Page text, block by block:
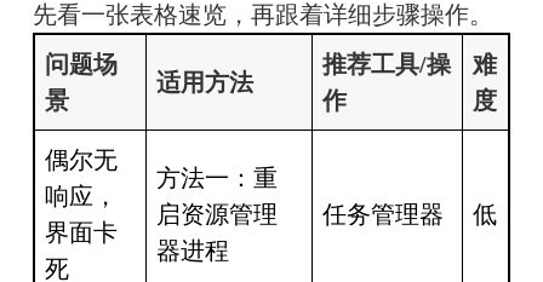
先看一张表格速览，再跟着详细步骤操作。
问题场
景
适用方法
推荐工具/操
作
难
度
偶尔无
响应，
界面卡
死
方法一：重
启资源管理
器进程
任务管理器 低